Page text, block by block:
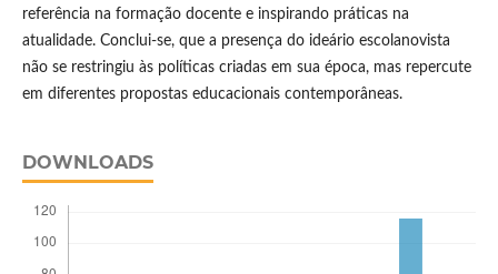
referência na formação docente e inspirando práticas na
atualidade. Conclui-se, que a presença do ideário escolanovista
não se restringiu às políticas criadas em sua época, mas repercute
em diferentes propostas educacionais contemporâneas.
DOWNLOADS